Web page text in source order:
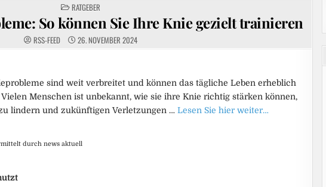
POSTED
IN
RATGEBER
So können Sie Ihre Knie gezielt trainieren
RSS-FEED 26. NOVEMBER 2024
sind weit verbreitet und können das tägliche Leben erheblich
Menschen ist unbekannt, wie sie ihre Knie richtig stärken können,
lindern und zukünftigen Verletzungen … Lesen Sie hier weiter…
durch news aktuell